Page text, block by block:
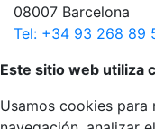
08007 Barcelona
Tel: +34 93 268 89
Volver arriba
Este sitio web utiliza
Usamos cookies